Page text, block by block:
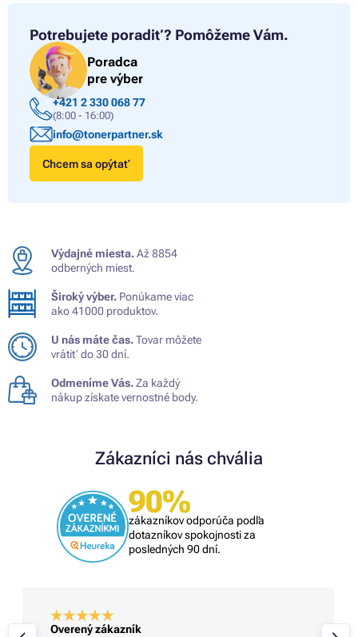
Potrebujete poradiť? Pomôžeme Vám.
Poradca
pre výber
+421 2 330 068 77
(8:00 - 16:00)
info@tonerpartner.sk
Chcem sa opýtať
Výdajné miesta.Až 8854
odberných miest.
Široký výber. Ponúkame viac
ako 41000 produktov.
U nás máte čas.Tovar môžete
vrátiť do 30 dní.
Odmeníme Vás.Za každý
nákup získate vernostné body.
Zákazníci nás chvália
90%
zákazníkov odporúča podľa
dotazníkov spokojnosti za
posledných 90 dní.
Overený zákazník